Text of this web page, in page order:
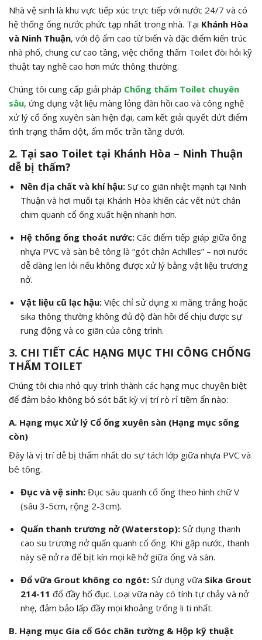
Nhà vệ sinh là khu vực tiếp xúc trực tiếp với nước 24/7 và có
hệ thống ống nước phức tạp nhất trong nhà. Tại Khánh Hòa
và Ninh Thuận, với độ ẩm cao từ biển và đặc điểm kiến trúc
nhà phố, chung cư cao tầng, việc chống thấm Toilet đòi hỏi kỹ
thuật tay nghề cao hơn mức thông thường.
Chúng tôi cung cấp giải pháp Chống thấm Toilet chuyên
sâu, ứng dụng vật liệu màng lỏng đàn hồi cao và công nghệ
xử lý cổ ống xuyên sàn hiện đại, cam kết giải quyết dứt điểm
tình trạng thấm dột, ẩm mốc trần tầng dưới.
2. Tại sao Toilet tại Khánh Hòa – Ninh Thuận
dễ bị thấm?
Nền địa chất và khí hậu:Sự co giãn nhiệt mạnh tại Ninh
Thuận và hơi muối tại Khánh Hòa khiến các vết nứt chân
chim quanh cổ ống xuất hiện nhanh hơn.
Hệ thống ống thoát nước:Các điểm tiếp giáp giữa ống
nhựa PVC và sàn bê tông là “gót chân Achilles” – nơi nước
dễ dàng len lỏi nếu không được xử lý bằng vật liệu trương
nở.
Vật liệu cũ lạc hậu:Việc chỉ sử dụng xi măng trắng hoặc
sika thông thường không đủ độ đàn hồi để chịu được sự
rung động và co giãn của công trình.
3. CHI TIẾT CÁC HẠNG MỤC THI CÔNG CHỐNG
THẤM TOILET
Chúng tôi chia nhỏ quy trình thành các hạng mục chuyên biệt
để đảm bảo không bỏ sót bất kỳ vị trí rò rỉ tiềm ẩn nào:
A. Hạng mục Xử lý Cổ ống xuyên sàn (Hạng mục sống
còn)
Đây là vị trí dễ bị thấm nhất do sự tách lớp giữa nhựa PVC và
bê tông.
Đục và vệ sinh:Đục sâu quanh cổ ống theo hình chữ V
(sâu 3-5cm, rộng 2-3cm).
Quấn thanh trương nở (Waterstop):Sử dụng thanh
cao su trương nở quấn quanh cổ ống. Khi gặp nước, thanh
này sẽ nở ra để bịt kín mọi kẽ hở giữa ống và sàn.
Đổ vữa Grout không co ngót:Sử dụng vữa Sika Grout
214-11 đổ đầy hố đục. Loại vữa này có tính tự chảy và nở
nhẹ, đảm bảo lấp đầy mọi khoảng trống li ti nhất.
B. Hạng mục Gia cố Góc chân tường & Hộp kỹ thuật